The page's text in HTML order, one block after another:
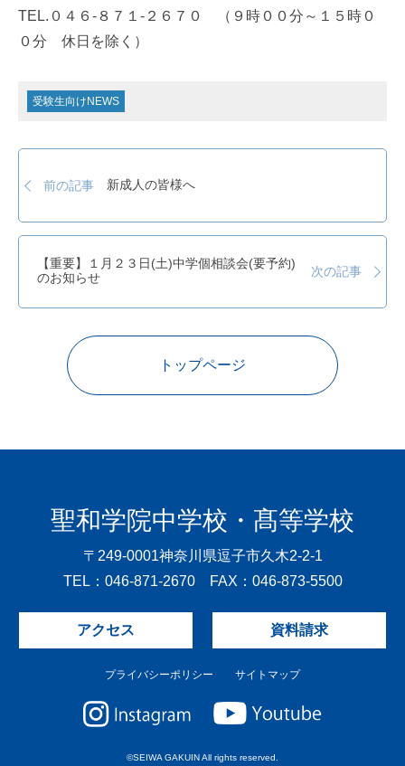
TEL.０４６-８７１-２６７０ （９時００分～１５時０
０分 休日を除く）
受験生向けNEWS
前の記事 新成人の皆様へ
【重要】１月２３日(土)中学個相談会(要予約)
のお知らせ
次の記事
トップページ
聖和学院中学校・髙等学校
〒249-0001神奈川県逗子市久木2-2-1
TEL：046-871-2670 FAX：046-873-5500
アクセス 資料請求
プライバシーポリシー サイトマップ
©SEIWA GAKUIN All rights reserved.